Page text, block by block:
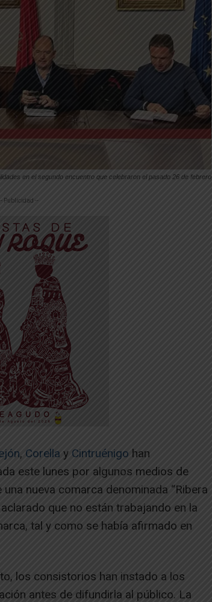
en el segundo encuentro que celebraron el pasado 26 de febrero
-- Publicidad --
, Corella y Cintruénigo han
este lunes por algunos medios de
nueva comarca denominada “Ribera
que no están trabajando en la
tal y como se había afirmado en
los consistorios han instado a los
antes de difundirla al público. La